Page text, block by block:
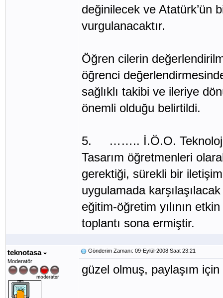
değinilecek ve Atatürk’ün
vurgulanacaktır.
Öğren cilerin
öğrenci
sağlıklı takibi ve ileriye
önemli olduğu belirtildi.
5. …….. İ.Ö.O. Teknoloji
Tasarım öğretmenleri
gerektiği, sürekli bir
uygulamada
eğitim-öğretim yılının
toplantı sona ermiştir.
teknotasa
Moderatör
Gönderim Zamanı: 09-Eylül-2008 Saat 23:21
güzel olmuş, paylaşım